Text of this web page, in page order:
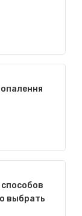
выбрать